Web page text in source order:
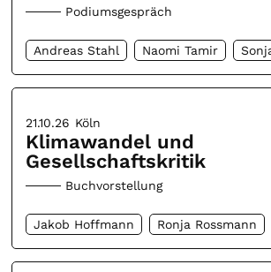
Podiumsgespräch
Andreas Stahl Naomi Tamir
21.10.26 Köln
Klimawandel und
Gesellschaftskritik
Buchvorstellung
Jakob Hoffmann Ronja Rossmann